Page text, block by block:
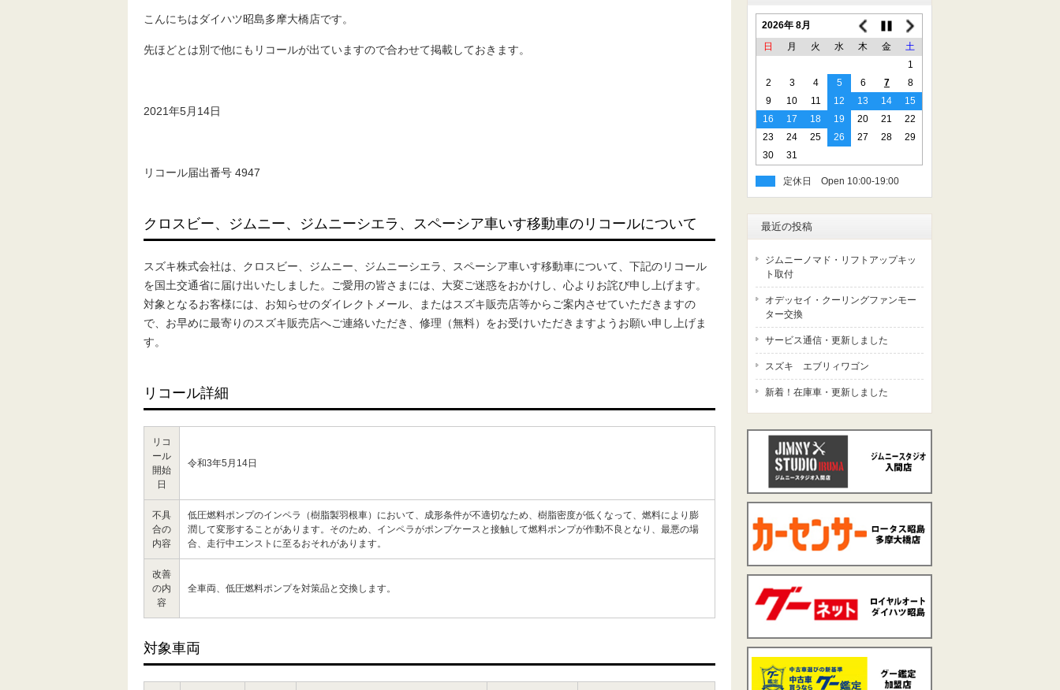
こんにちはダイハツ昭島多摩大橋店です。
先ほどとは別で他にもリコールが出ていますので合わせて掲載しておきます。
2021年5月14日
リコール届出番号 4947
クロスビー、ジムニー、ジムニーシエラ、スペーシア車いす移動車のリコールについて
スズキ株式会社は、クロスビー、ジムニー、ジムニーシエラ、スペーシア車いす移動車について、下記のリコール
を国土交通省に届け出いたしました。ご愛用の皆さまには、大変ご迷惑をおかけし、心よりお詫び申し上げます。
対象となるお客様には、お知らせのダイレクトメール、またはスズキ販売店等からご案内させていただきますの
で、お早めに最寄りのスズキ販売店へご連絡いただき、修理（無料）をお受けいただきますようお願い申し上げま
す。
リコール詳細
リコ
ール
開始
日
令和3年5月14日
不具
合の
内容
低圧燃料ポンプのインペラ（樹脂製羽根車）において、成形条件が不適切なため、樹脂密度が低くなって、燃料により膨
潤して変形することがあります。そのため、インペラがポンプケースと接触して燃料ポンプが作動不良となり、最悪の場
合、走行中エンストに至るおそれがあります。
改善
の内
容
全車両、低圧燃料ポンプを対策品と交換します。
対象車両
2026年 8月
日
月 火 水 木 金
土
1
2
3 4 5 6 7
8
9
10 11 12 13 14
15
16
17 18 19 20 21
22
23
24 25 26 27 28
29
30
31
定休日
最近の投稿
ジムニーノマド・リフトアップキッ
ト取付
オデッセイ・クーリングファンモー
ター交換
サービス通信・更新しました
スズキ エブリィワゴン
新着！在庫車・更新しました